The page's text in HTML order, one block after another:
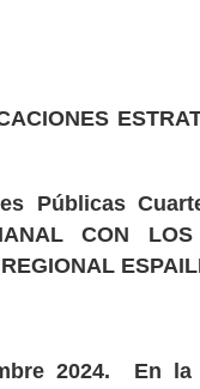
Públicas
CON LOS
2024. En